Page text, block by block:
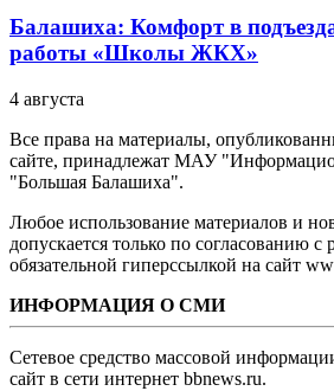
Балашиха: Комфорт в
работы «Школы ЖКХ»
4 августа
Все права на материалы,
сайте, принадлежат МАУ
"Большая Балашиха".
Любое использование материалов и
допускается только по согласованию с
обязательной гиперссылкой на сайт
ИНФОРМАЦИЯ О СМИ
Сетевое средство массовой
сайт в сети интернет bbnews.ru.